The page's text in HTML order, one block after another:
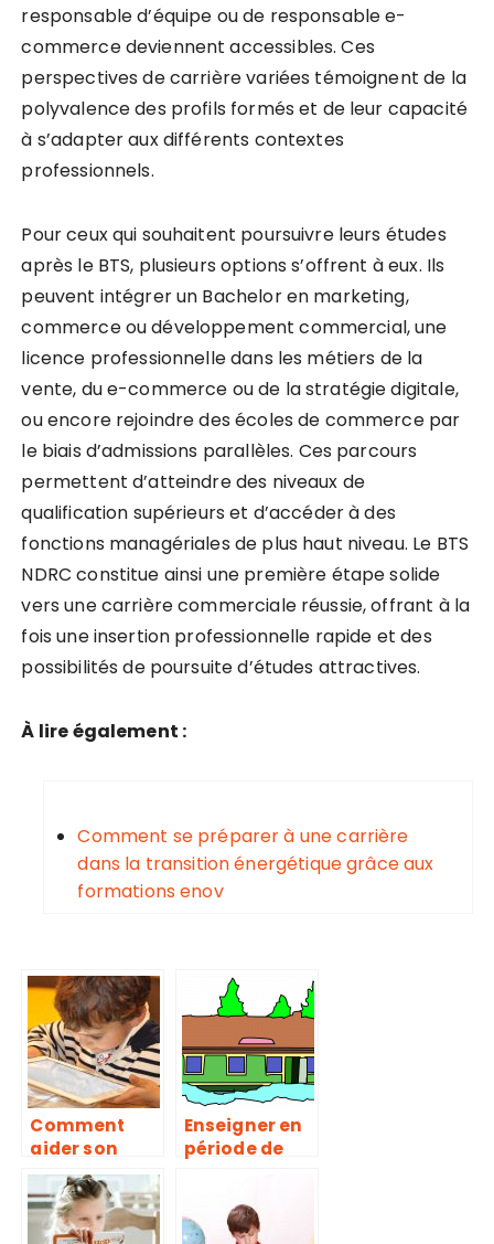
responsable d’équipe ou de responsable e-
commerce deviennent accessibles. Ces
perspectives de carrière variées témoignent de la
polyvalence des profils formés et de leur capacité
à s’adapter aux différents contextes
professionnels.
Pour ceux qui souhaitent poursuivre leurs études
après le BTS, plusieurs options s’offrent à eux. Ils
peuvent intégrer un Bachelor en marketing,
commerce ou développement commercial, une
licence professionnelle dans les métiers de la
vente, du e-commerce ou de la stratégie digitale,
ou encore rejoindre des écoles de commerce par
le biais d’admissions parallèles. Ces parcours
permettent d’atteindre des niveaux de
qualification supérieurs et d’accéder à des
fonctions managériales de plus haut niveau. Le BTS
NDRC constitue ainsi une première étape solide
vers une carrière commerciale réussie, offrant à la
fois une insertion professionnelle rapide et des
possibilités de poursuite d’études attractives.
À lire également :
Comment se préparer à une carrière
dans la transition énergétique grâce aux
formations enov
Comment
aider son
enfant de la
maison.
Enseigner en
période de
la maison.